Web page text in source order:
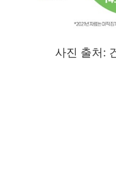
사진 출처: